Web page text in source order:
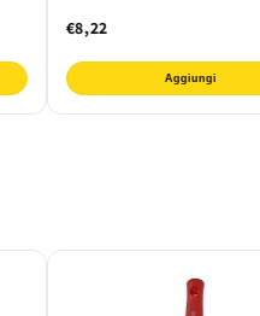
€8,22
Aggiungi